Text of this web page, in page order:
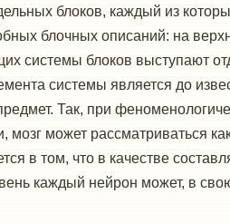
блоков, каждый из
блочных описаний: на
системы блоков выступают
системы является до
Так, при
может рассматриваться
в том, что в качестве
каждый нейрон может, в